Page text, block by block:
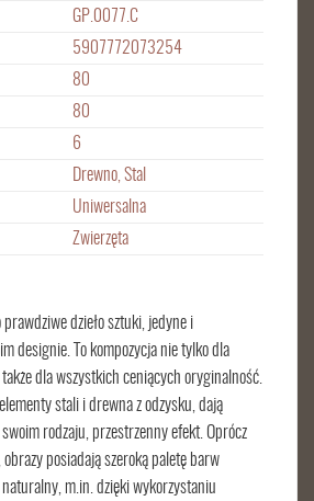
GP.0077.C
5907772073254
80
80
6
Drewno, Stal
Uniwersalna
Zwierzęta
dzieło sztuki, jedyne i
designie. To kompozycja nie tylko dla
dla wszystkich ceniących oryginalność.
stali i drewna z odzysku, dają
rodzaju, przestrzenny efekt. Oprócz
posiadają szeroką paletę barw
m.in. dzięki wykorzystaniu